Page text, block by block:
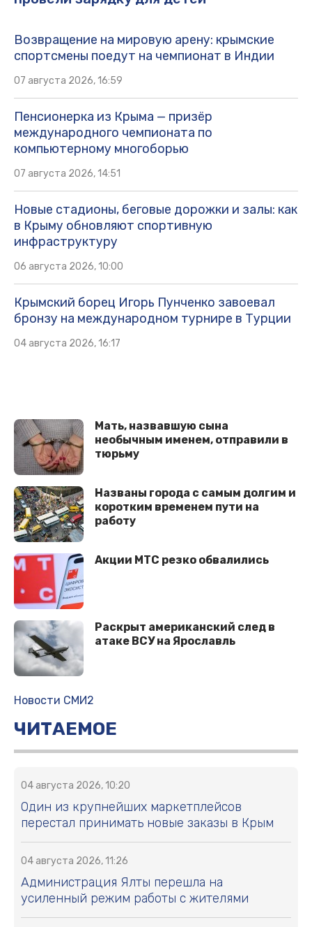
Возвращение на мировую арену: крымские
спортсмены поедут на чемпионат в Индии
07 августа 2026, 16:59
Пенсионерка из Крыма — призёр
международного чемпионата по
компьютерному многоборью
07 августа 2026, 14:51
Новые стадионы, беговые дорожки и залы: как
в Крыму обновляют спортивную
инфраструктуру
06 августа 2026, 10:00
Крымский борец Игорь Пунченко завоевал
бронзу на международном турнире в Турции
04 августа 2026, 16:17
Мать, назвавшую сына
необычным именем, отправили в
тюрьму
Названы города с самым долгим и
коротким временем пути на
работу
Акции МТС резко обвалились
Раскрыт американский след в
атаке ВСУ на Ярославль
Новости СМИ2
ЧИТАЕМОЕ
04 августа 2026, 10:20
Один из крупнейших маркетплейсов
перестал принимать новые заказы в Крым
04 августа 2026, 11:26
Администрация Ялты перешла на
усиленный режим работы с жителями